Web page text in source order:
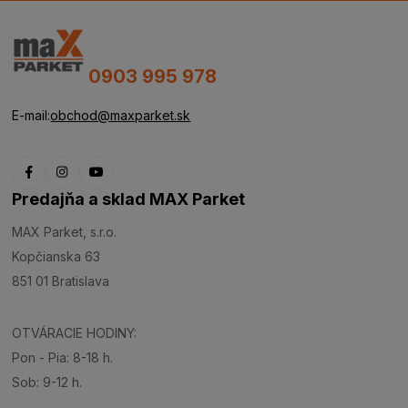
0903 995 978
E-mail:obchod@maxparket.sk
Predajňa a sklad MAX Parket
MAX Parket, s.r.o.
Kopčianska 63
851 01 Bratislava
OTVÁRACIE HODINY:
Pon - Pia: 8-18 h.
Sob: 9-12 h.